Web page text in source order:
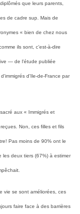
que leurs parents,
de cadre sup. Mais de
« bien de chez nous
ils sont, c'est-à-dire
— de l'étude publiée
d'Ile-de-France par
aux « Immigrés et
Non, ces filles et fils
Pas moins de 90% ont le
deux tiers (67%) à estimer
vie se sont améliorées, ces
faire face à des barrières